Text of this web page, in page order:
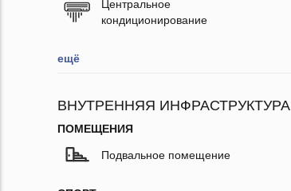
Центральное
кондиционирование
ещё
ВНУТРЕННЯЯ ИНФРАСТРУКТУРА
ПОМЕЩЕНИЯ
Подвальное помещение